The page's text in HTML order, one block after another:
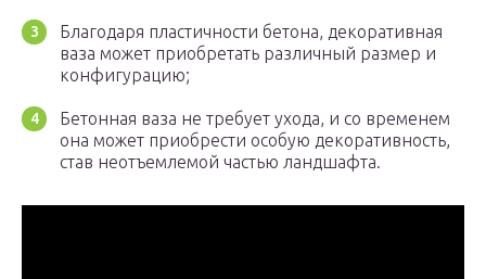
Благодаря пластичности бетона, декоративная
ваза может приобретать различный размер и
конфигурацию;
Бетонная ваза не требует ухода, и со временем
она может приобрести особую декоративность,
став неотъемлемой частью ландшафта.